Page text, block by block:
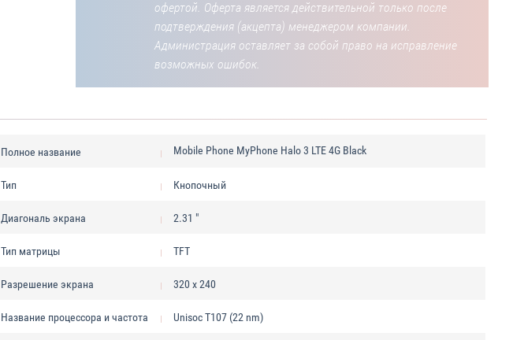
офертой. Оферта является действительной только после
подтверждения (акцепта) менеджером компании.
Администрация оставляет за собой право на исправление
возможных ошибок.
Полное название Mobile Phone MyPhone Halo 3 LTE 4G Black
Тип Кнопочный
Диагональ экрана 2.31 "
Тип матрицы TFT
Разрешение экрана 320 x 240
Название процессора и частота Unisoc T107 (22 nm)